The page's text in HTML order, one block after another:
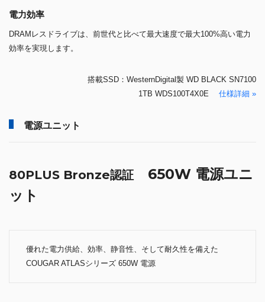
電力効率
DRAMレスドライブは、前世代と比べて最大速度で最大100%高い電力
効率を実現します。
搭載SSD：WesternDigital製 WD BLACK SN7100
1TB WDS100T4X0E 仕様詳細 »
電源ユニット
80PLUS Bronze認証 650W 電源ユニ
ット
優れた電力供給、効率、静音性、そして耐久性を備えた
COUGAR ATLASシリーズ 650W 電源